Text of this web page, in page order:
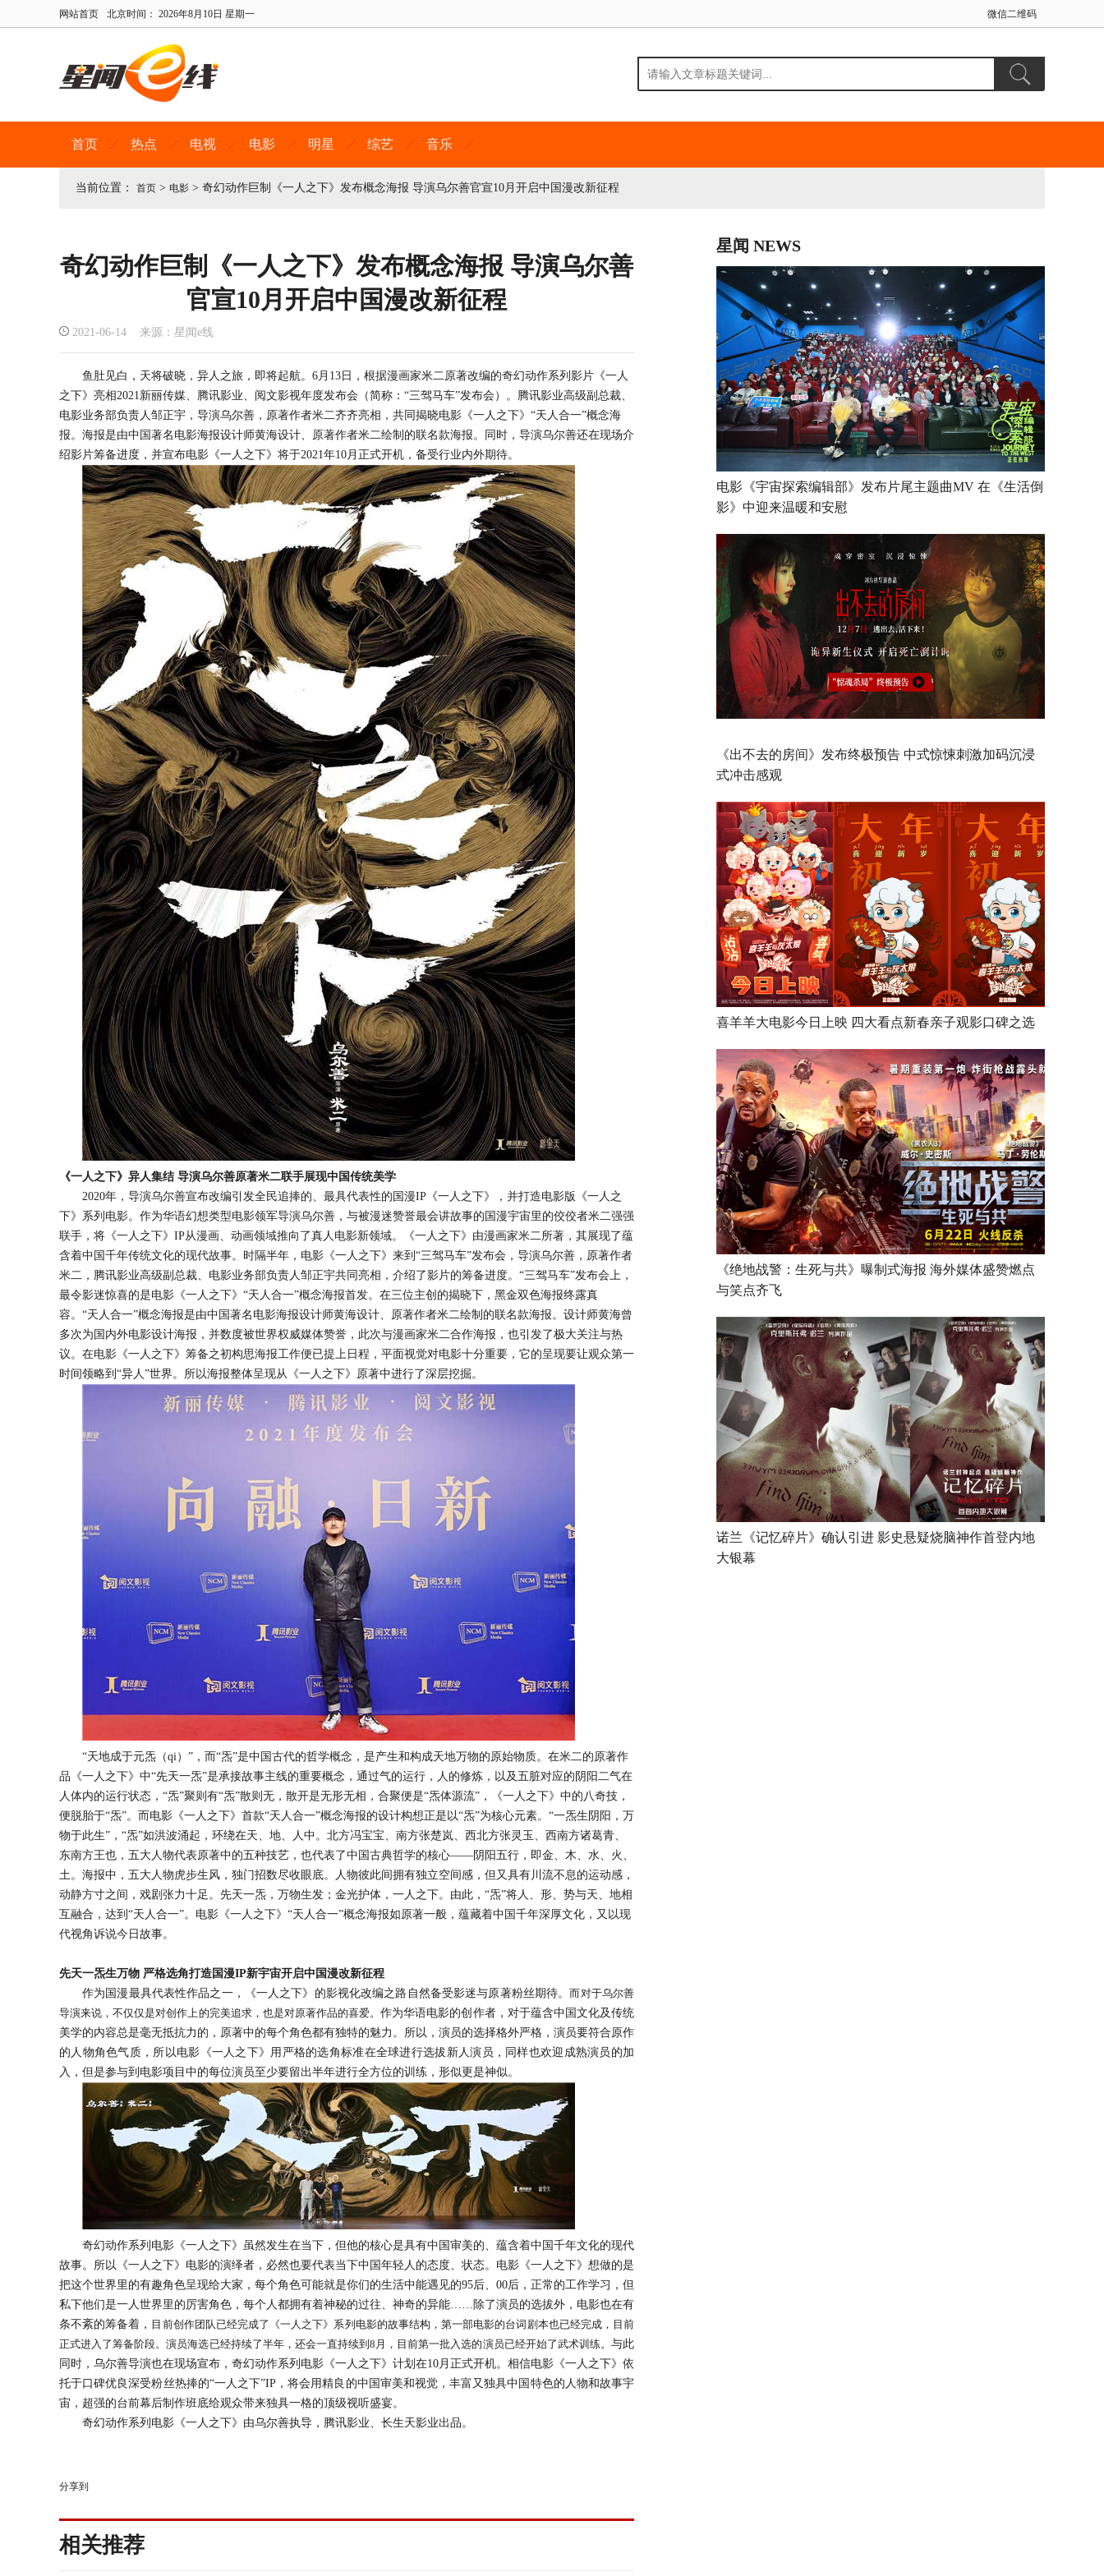
网站首页 北京时间： 2026年8月10日 星期一 微信二维码
首页 热点 电视 电影 明星 综艺 音乐
当前位置： 首页 > 电影 > 奇幻动作巨制《一人之下》发布概念海报 导演乌尔善官宣10月开启中国漫改新征程
奇幻动作巨制《一人之下》发布概念海报 导演乌尔善
官宣10月开启中国漫改新征程
2021-06-14 来源：星闻e线
鱼肚见白，天将破晓，异人之旅，即将起航。 6月13日，根据漫画家米二原著改编的奇幻动作系列影片《一人
之下》亮相2021新丽传媒、腾讯影业、阅文影视年度发布会（简称：“三驾马车”发布会）。 腾讯影业高级副 总裁、
电影业务部负责人邹正宇 ， 导演乌尔善，原著作者米二齐齐亮相，共同揭晓电影《一人之下》 “天人合一”概念海
报。海报是由中国著名电影海报设计师黄海设计、原著作者米二绘制的联名款海报。同时，导演乌尔善还在现场介
绍影片筹备进度，并宣布电影《一人之下》将于2021年10月正式开机，备受行业内外期待。
《一人之下》异人集结 导演乌尔善原著米二联手展现中国传统美学
2020年，导演乌尔善宣布改编引发全民追捧的、最具代表性的国漫IP《一人之下》，并打造电影版《一人之
下》 系列电影。作为华语幻想类型电影领军导演乌尔善 ，与被漫迷赞誉最会讲故事的 国漫宇宙里的佼佼者米二强强
联手，将《一人之下》 IP从漫画、动画领域推向了真人电影新领域。《一人之下》由漫画家米二所著，其展现了蕴
含着中国千年传统文化的现代故事。时隔半年，电影《一人之下》来到 “三驾马车”发布会，导演乌尔善，原著作者
米二， 腾讯影业高级副 总裁、 电影业务部负责人邹正宇共同亮相，介绍了影片的筹备进度。 “三驾马车”发布会上，
最令影迷惊喜的是电影《一人之下》 “天人合一”概念海报首发。在三位主创的揭晓下，黑金双色海报终露真
容。 “天人合一”概念海报是由中国著名电影海报设计师黄海设计、原著作者米二绘制的联名款海报。设计师黄海曾
多次为国内外电影设计海报，并数度被世界权威媒体赞誉，此次与漫画家米二合作海报，也引发了极大关注与热
议。 在电影 《一人之下》 筹备之初构思海报工作便已提上日程 ，平面视觉对电影十分重要 ， 它的呈现要让观众第一
时间领略到 “异人”世界。所以海报整体呈现从《一人之下》 原著中进行了深层挖掘。
“天地成于元炁 （qi） ”，而“炁”是中国古代的哲学概念， 是产生和构成天地万物的原始物质。在米二的原著作
品《一人之下》中“先天一炁”是承接故事主线的重要概念，通过气的运行，人的修炼，以及五脏对应的阴阳二气在
人体内的运行状态，“炁”聚则有“炁”散则无，散开是无形无相，合聚便是“炁体源流”，《一人之下》中的八奇技，
便脱胎于“炁”。而 电影《一人之下》首款“天人合一”概念海报的设计构想正是以“炁”为核心元素。“一炁生阴阳，万
物于此生”，“炁”如洪波涌起，环绕在天、地、人中。 北方冯宝宝、南方张楚岚、西北方张灵玉、西南方诸葛青、
东南方王也，五大人物代表原著中的五种技艺，也代表了中国古典哲学的核心——阴阳五行，即金、木、水、火、
土。海报中，五大人物虎步生风，独门招数尽收眼底。人物彼此间拥有独立空间感， 但又具有川流不息的运动感 ，
动静方寸之间，戏剧张力十足。 先天一炁，万物生发；金光护体，一人之下。 由此， “炁”将人、形、势与天、地相
互融合，达到“天人合一”。 电影《一人之下》 “天人合一”概念海报如原著一般，蕴藏着中国千年深厚文化，又以现
代视角诉说今日故事。
先天一炁生万物 严格选角打造国漫IP新宇宙开启中国漫改新征程
作为国漫最具代表性作品之一，《一人之下》的影视化改编之路自然备受影迷与原著粉丝期待。而对于乌尔善
导演来说，不仅仅是对创作上的完美追求，也是对原著作品的喜爱。作为华语电影的创作者，对于蕴含中国 文化及传统
美学的内容总是毫无抵抗力的，原著中的每个角色都有独特的魅力 。所以，演员的选择格外严格， 演员要符合原作
的人物角色气质，所以电影《一人之下》用严格的选角标准在全球进行选拔 新人演员，同样也欢迎成熟演员的加
入，但是参与到电影项目中的每位演员至少要留出半年进行全方位的训练，形似更是神似。
奇幻动作系列电影《一人之下》 虽然发生在当下，但他的核心是具有中国 审美的、蕴含着中国千年文化的现代
故事。 所以 《一人 之下》电影的演绎者，必然也要代表当下中国 年轻人的态度、状态。 电影《一人之下》想做的是
把这个世界里的有趣角色呈现给大家，每个角色可能就是你们的生活中能遇见的95后、 00后，正常的工作学习，但
私下他们是一人世界里的厉害角色，每个人都拥有着神秘的过往、神奇的异能…… 除了演员的选拔外， 电影也在有
条不紊的筹备着， 目前创作团队已经完成了 《一人之下》系列 电影的故事结构，第一部电影的台词剧本也已经完成，目前
正式进入了筹备阶段。演员海选已经持续了半年，还会一直持续到8月，目前第一批入选的演员已经开始了武术训练。 与此
同时，乌尔善导演也在现场宣布， 奇幻动作系列 电影《一人之下》 计划 在10月正式开机。相信电影《一人之下》 依
托于口碑优良深受粉丝热捧的“一人之下”IP，将会用精良的中国审美和视觉，丰富又独具中国特色的人物和故事宇
宙，超强的台前幕后制作班底给观众带来独具一格的顶级视听盛宴。
奇幻动作系列电影《一人之下》 由乌尔善执导，腾讯影业、长生天影业出品。
分享到
相关推荐
星闻 NEWS
电影《宇宙探索编辑部》发布片尾主题曲MV 在《生活倒
影》中迎来温暖和安慰
《出不去的房间》发布终极预告 中式惊悚刺激加码沉浸
式冲击感观
喜羊羊大电影今日上映 四大看点新春亲子观影口碑之选
《绝地战警：生死与共》曝制式海报 海外媒体盛赞燃点
与笑点齐飞
诺兰《记忆碎片》确认引进 影史悬疑烧脑神作首登内地
大银幕